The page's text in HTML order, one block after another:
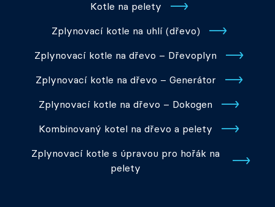
Kotle na pelety
Zplynovací kotle na uhlí (dřevo)
Zplynovací kotle na dřevo – Dřevoplyn
Zplynovací kotle na dřevo – Generátor
Zplynovací kotle na dřevo – Dokogen
Kombinovaný kotel na dřevo a pelety
Zplynovací kotle s úpravou pro hořák na
pelety